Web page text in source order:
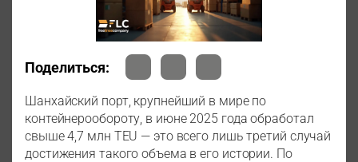
Поделиться:
Шанхайский порт, крупнейший в мире по
контейнерообороту, в июне 2025 года обработал
свыше 4,7 млн TEU — это всего лишь третий случай
достижения такого объема в его истории. По